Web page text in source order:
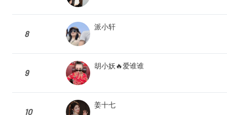
8
派小轩
9
胡小妖🔥爱谁谁
10
姜十七